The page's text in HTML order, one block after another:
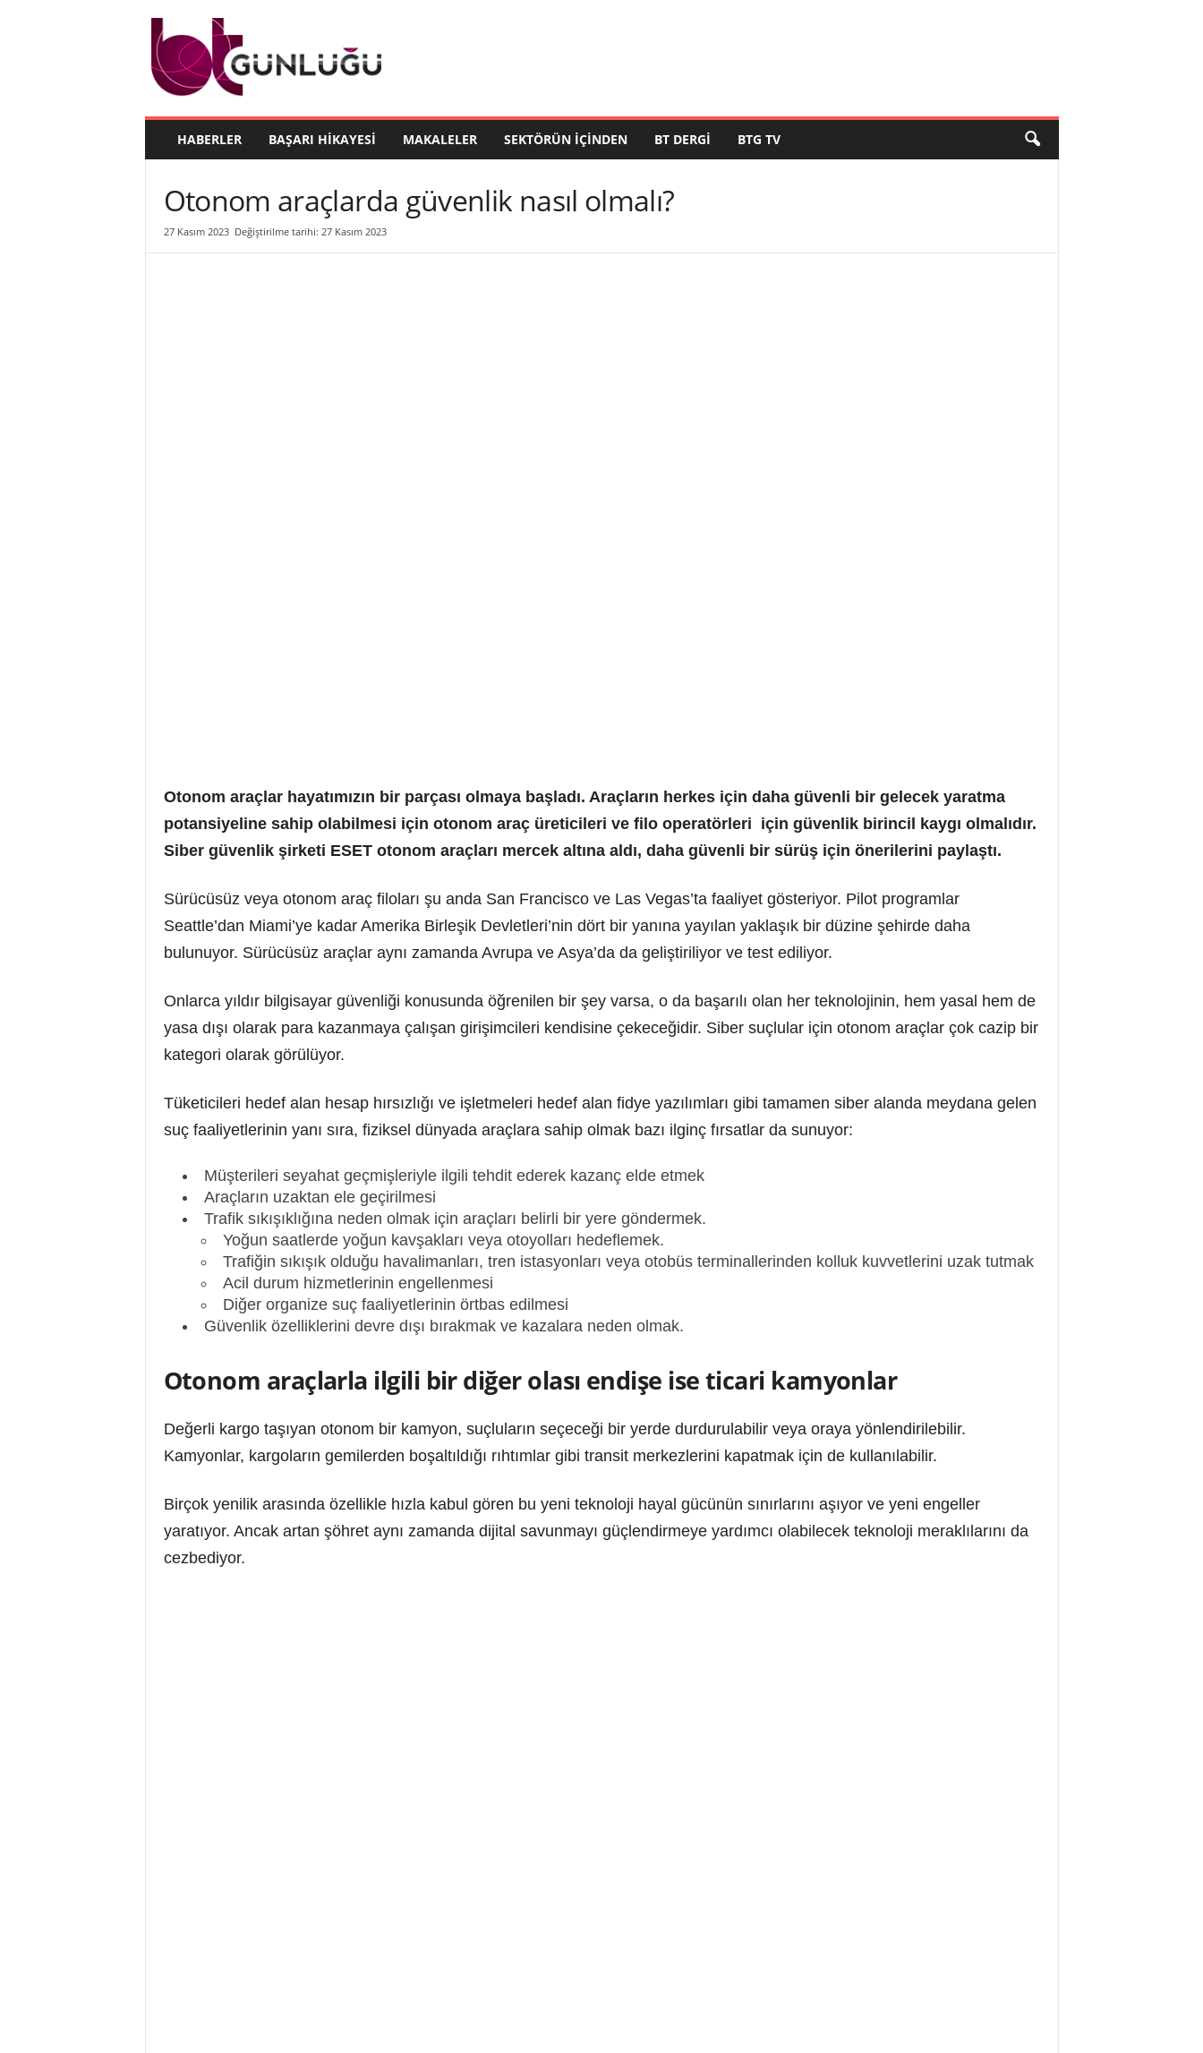
B
HABERLER BAŞARI HIKAYESI MAKALELER SEKTÖRÜN İÇINDEN BT DERGI BTG TV
Otonom araçlarda güvenlik nasıl olmalı?
27 Kasım 2023 Değiştirilme tarihi: 27 Kasım 2023
Otonom araçlar hayatımızın bir parçası olmaya başladı. Araçların herkes için daha güvenli bir gelecek yaratma
potansiyeline sahip olabilmesi için otonom araç üreticileri ve filo operatörleri için güvenlik birincil kaygı olmalıdır.
Siber güvenlik şirketi ESET otonom araçları mercek altına aldı, daha güvenli bir sürüş için önerilerini paylaştı.
Sürücüsüz veya otonom araç filoları şu anda San Francisco ve Las Vegas’ta faaliyet gösteriyor. Pilot programlar
Seattle’dan Miami’ye kadar Amerika Birleşik Devletleri’nin dört bir yanına yayılan yaklaşık bir düzine şehirde daha
bulunuyor. Sürücüsüz araçlar aynı zamanda Avrupa ve Asya’da da geliştiriliyor ve test ediliyor.
Onlarca yıldır bilgisayar güvenliği konusunda öğrenilen bir şey varsa, o da başarılı olan her teknolojinin, hem yasal hem de
yasa dışı olarak para kazanmaya çalışan girişimcileri kendisine çekeceğidir. Siber suçlular için otonom araçlar çok cazip bir
kategori olarak görülüyor.
Tüketicileri hedef alan hesap hırsızlığı ve işletmeleri hedef alan fidye yazılımları gibi tamamen siber alanda meydana gelen
suç faaliyetlerinin yanı sıra, fiziksel dünyada araçlara sahip olmak bazı ilginç fırsatlar da sunuyor:
Müşterileri seyahat geçmişleriyle ilgili tehdit ederek kazanç elde etmek
Araçların uzaktan ele geçirilmesi
Trafik sıkışıklığına neden olmak için araçları belirli bir yere göndermek.
Yoğun saatlerde yoğun kavşakları veya otoyolları hedeflemek.
Trafiğin sıkışık olduğu havalimanları, tren istasyonları veya otobüs terminallerinden kolluk kuvvetlerini uzak tutmak
Acil durum hizmetlerinin engellenmesi
Diğer organize suç faaliyetlerinin örtbas edilmesi
Güvenlik özelliklerini devre dışı bırakmak ve kazalara neden olmak.
Otonom araçlarla ilgili bir diğer olası endişe ise ticari kamyonlar
Değerli kargo taşıyan otonom bir kamyon, suçluların seçeceği bir yerde durdurulabilir veya oraya yönlendirilebilir.
Kamyonlar, kargoların gemilerden boşaltıldığı rıhtımlar gibi transit merkezlerini kapatmak için de kullanılabilir.
Birçok yenilik arasında özellikle hızla kabul gören bu yeni teknoloji hayal gücünün sınırlarını aşıyor ve yeni engeller
yaratıyor. Ancak artan şöhret aynı zamanda dijital savunmayı güçlendirmeye yardımcı olabilecek teknoloji meraklılarını da
cezbediyor.